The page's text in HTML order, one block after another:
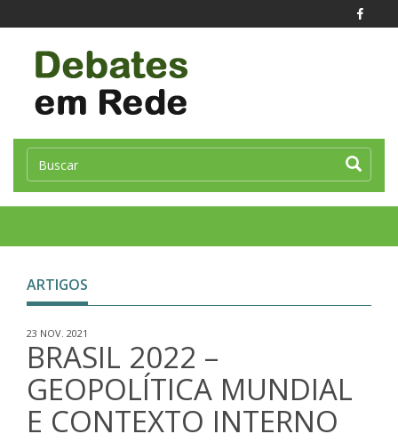
ARTIGOS
23 NOV. 2021
BRASIL 2022 –
GEOPOLÍTICA MUNDIAL
E CONTEXTO INTERNO